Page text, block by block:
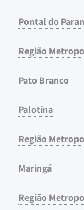
Pontal do
Região
Pato Branco
Palotina
Região
Maringá
Região